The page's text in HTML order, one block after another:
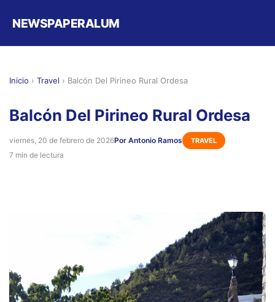
NEWSPAPERALUM
Inicio › Travel › Balcón Del Pirineo Rural Ordesa
Balcón Del Pirineo Rural Ordesa
viernes, 20 de febrero de 2026Por Antonio Ramos TRAVEL
7 min de lectura